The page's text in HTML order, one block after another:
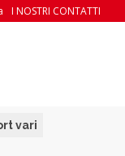
I NOSTRI CONTATTI
vari